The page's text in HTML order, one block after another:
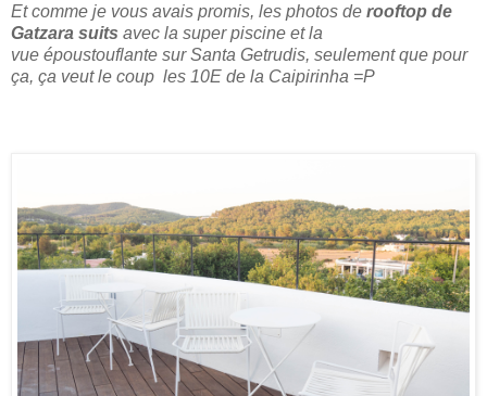
Et comme je vous avais promis, les photos de rooftop de
Gatzara suits avec la super piscine et la
vue époustouflante sur Santa Getrudis, seulement que pour
ça, ça veut le coup les 10E de la Caipirinha =P